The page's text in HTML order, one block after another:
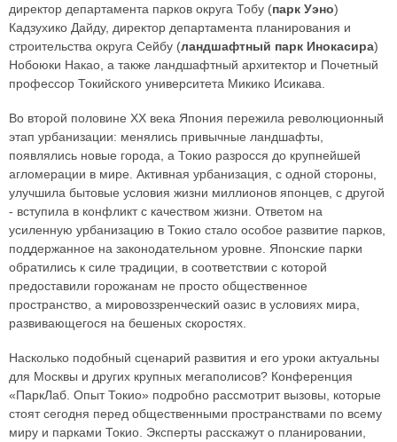
директор департамента парков округа Тобу (парк Уэно)
Кадзухико Дайду, директор департамента планирования и
строительства округа Сейбу (ландшафтный парк Инокасира)
Нобоюки Накао, а также ландшафтный архитектор и Почетный
профессор Токийского университета Микико Исикава.
Во второй половине ХХ века Япония пережила революционный
этап урбанизации: менялись привычные ландшафты,
появлялись новые города, а Токио разросся до крупнейшей
агломерации в мире. Активная урбанизация, с одной стороны,
улучшила бытовые условия жизни миллионов японцев, с другой
- вступила в конфликт с качеством жизни. Ответом на
усиленную урбанизацию в Токио стало особое развитие парков,
поддержанное на законодательном уровне. Японские парки
обратились к силе традиции, в соответствии с которой
предоставили горожанам не просто общественное
пространство, а мировоззренческий оазис в условиях мира,
развивающегося на бешеных скоростях.
Насколько подобный сценарий развития и его уроки актуальны
для Москвы и других крупных мегаполисов? Конференция
«ПаркЛаб. Опыт Токио» подробно рассмотрит вызовы, которые
стоят сегодня перед общественными пространствами по всему
миру и парками Токио. Эксперты расскажут о планировании,